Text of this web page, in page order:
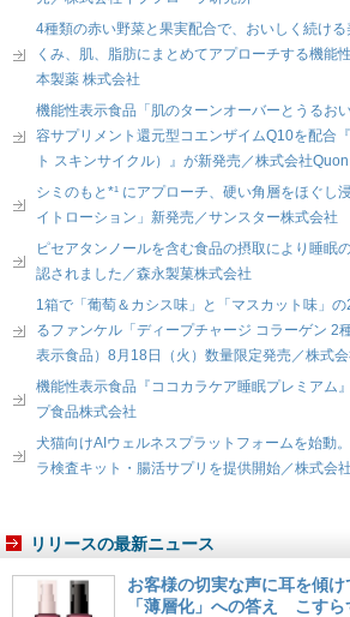
4種類の赤い野菜と果実配合で、おいしく続け
くみ、肌、脂肪にまとめてアプローチする機能
本製薬 株式会社
機能性表示食品「肌のターンオーバーとうるお
容サプリメント還元型コエンザイムQ10を配合
ト スキンサイクル）』が新発売／株式会社Quon
シミのもと*¹ にアプローチ、硬い角層をほぐし
イトローション」新発売／サンスター株式会社
ピセアタンノールを含む食品の摂取により睡眠
認されました／森永製菓株式会社
1箱で「葡萄＆カシス味」と「マスカット味」
るファンケル「ディープチャージ コラーゲン 2
表示食品）8月18日（火）数量限定発売／株式
機能性表示食品『ココカラケア睡眠プレミアム
プ食品株式会社
犬猫向けAIウェルネスプラットフォームを始動
ラ検査キット・腸活サプリを提供開始／株式会
リリースの最新ニュース
お客様の切実な声に耳を傾
「薄層化」への答え こす